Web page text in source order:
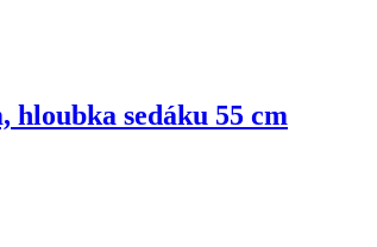
hloubka sedáku 55 cm